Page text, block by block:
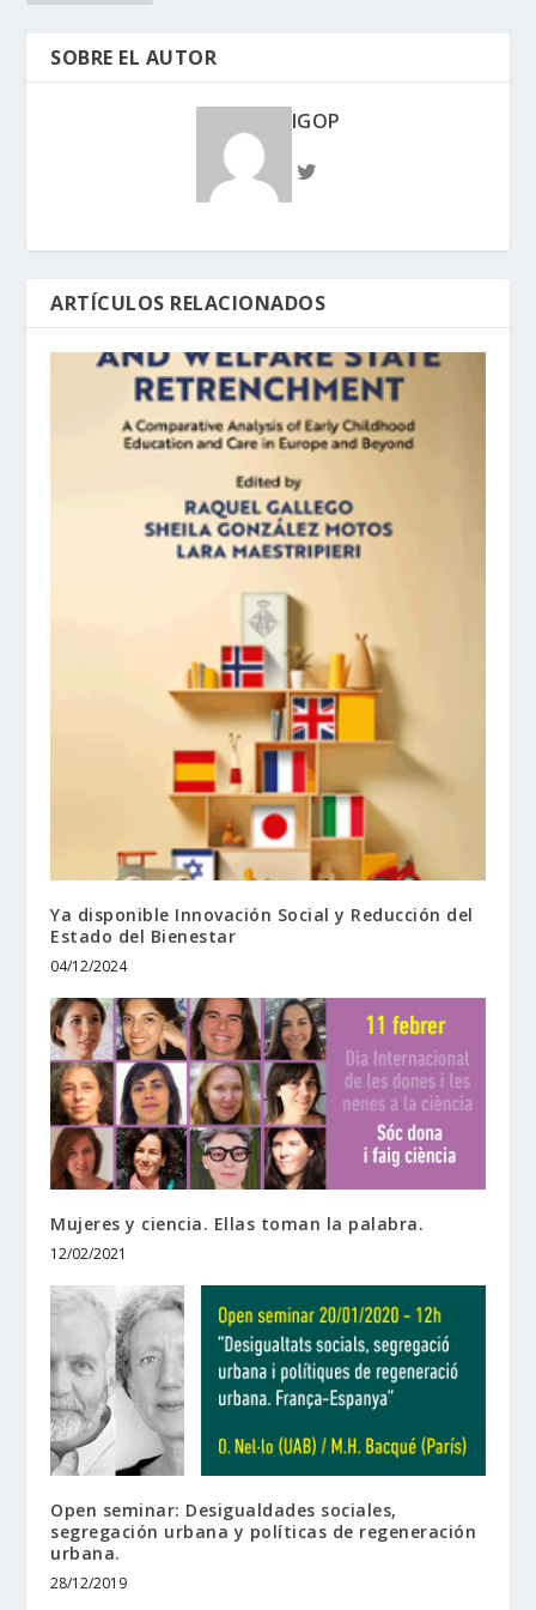
SOBRE EL AUTOR
IGOP
ARTÍCULOS RELACIONADOS
Ya disponible Innovación Social y Reducción del
Estado del Bienestar
04/12/2024
Mujeres y ciencia. Ellas toman la palabra.
12/02/2021
Open seminar: Desigualdades sociales,
segregación urbana y políticas de regeneración
urbana.
28/12/2019